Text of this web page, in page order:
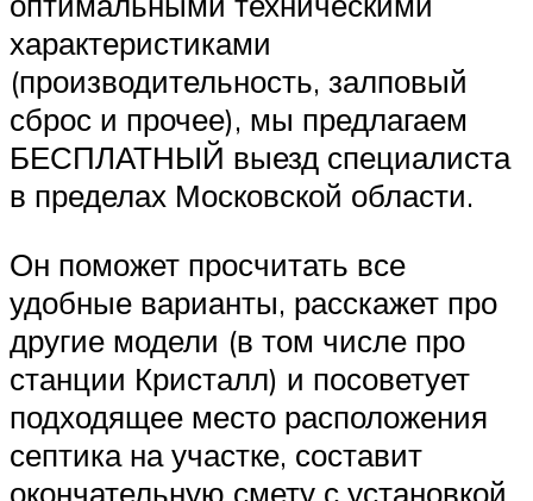
характеристиками
(производительность, залповый
сброс и прочее), мы предлагаем
БЕСПЛАТНЫЙ выезд специалиста
в пределах Московской области.
Он поможет просчитать все
удобные варианты, расскажет про
другие модели (в том числе про
станции Кристалл) и посоветует
подходящее место расположения
септика на участке, составит
окончательную смету с установкой